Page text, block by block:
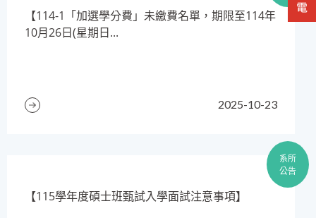
2025-10-23
【114-1「加選學分費」未繳費名單，期限至114年
10月26日(星期日...
系所
公告
​【115學年度碩士班甄試入學面試注意事項】